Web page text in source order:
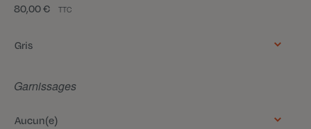
80,00 € TTC
Gris
Garnissages
Aucun(e)